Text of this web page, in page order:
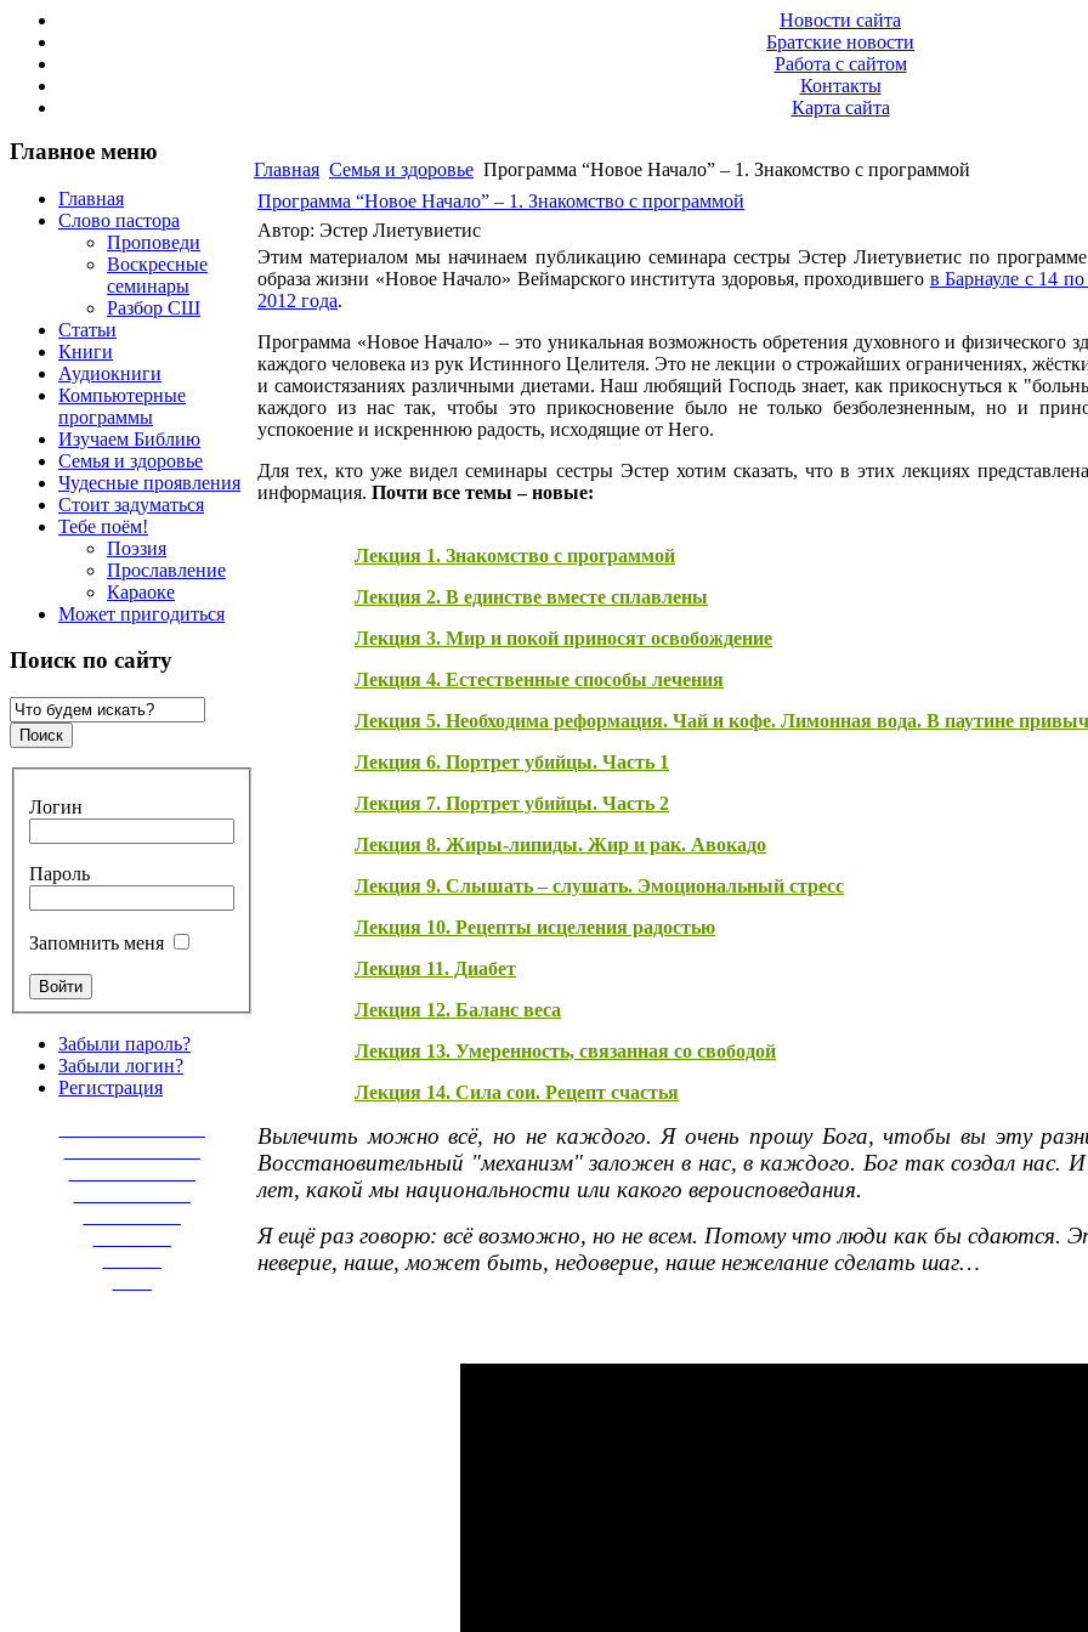
Новости сайта
Братские новости
Работа с сайтом
Контакты
Карта сайта
Главное меню
Главная
Слово пастора
Проповеди
Воскресные
семинары
Разбор СШ
Статьи
Книги
Аудиокниги
Компьютерные
программы
Изучаем Библию
Семья и здоровье
Чудесные проявления
Стоит задуматься
Тебе поём!
Поэзия
Прославление
Караоке
Может пригодиться
Поиск по сайту
Логин
Пароль
Запомнить меня
Забыли пароль?
Забыли логин?
Регистрация
Главная Семья и здоровье Программа “Новое Начало” – 1. Знакомство с программой
Программа “Новое Начало” – 1. Знакомство с программой
Автор: Эстер Лиетувиетис
Этим материалом мы начинаем публикацию семинара сестры Эстер Лиетувиетис по программе
образа жизни «Новое Начало» Веймарского института здоровья, проходившего в Барнауле с 14
2012 года.
Программа «Новое Начало» – это уникальная возможность обретения духовного и физического
каждого человека из рук Истинного Целителя. Это не лекции о строжайших ограничениях,
и самоистязаниях различными диетами. Наш любящий Господь знает, как прикоснуться к
каждого из нас так, чтобы это прикосновение было не только безболезненным, но и
успокоение и искреннюю радость, исходящие от Него.
Для тех, кто уже видел семинары сестры Эстер хотим сказать, что в этих лекциях
информация. Почти все темы – новые:
Лекция 1. Знакомство с программой
Лекция 2. В единстве вместе сплавлены
Лекция 3. Мир и покой приносят освобождение
Лекция 4. Естественные способы лечения
Лекция 5. Необходима реформация. Чай и кофе. Лимонная вода. В паутине
Лекция 6. Портрет убийцы. Часть 1
Лекция 7. Портрет убийцы. Часть 2
Лекция 8. Жиры-липиды. Жир и рак. Авокадо
Лекция 9. Слышать – слушать. Эмоциональный стресс
Лекция 10. Рецепты исцеления радостью
Лекция 11. Диабет
Лекция 12. Баланс веса
Лекция 13. Умеренность, связанная со свободой
Лекция 14. Сила сои. Рецепт счастья
Вылечить можно всё, но не каждого. Я очень прошу Бога, чтобы вы эту
Восстановительный "механизм" заложен в нас, в каждого. Бог так создал нас.
лет, какой мы национальности или какого вероисповедания.
Я ещё раз говорю: всё возможно, но не всем. Потому что люди как бы сдаются.
неверие, наше, может быть, недоверие, наше нежелание сделать шаг…